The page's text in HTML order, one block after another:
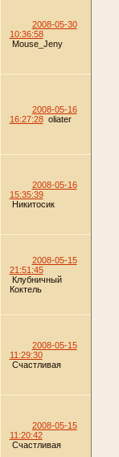
2008-05-30
10:36:58
Mouse_Jeny
2008-05-16
16:27:28 oliater
2008-05-16
15:35:39
Никитосик
2008-05-15
21:51:45
Клубничный
Коктель
2008-05-15
11:29:30
Счастливая
2008-05-15
11:20:42
Счастливая